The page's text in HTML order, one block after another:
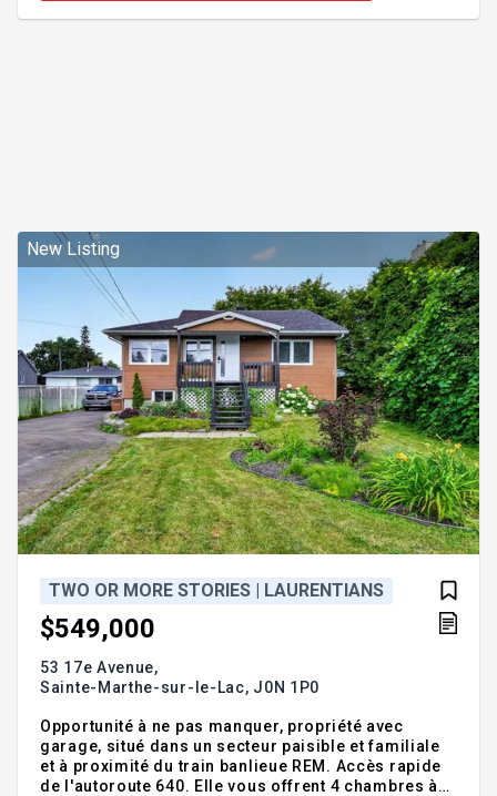
New Listing
TWO OR MORE STORIES | LAURENTIANS
$549,000
53 17e Avenue,
Sainte-Marthe-sur-le-Lac, J0N 1P0
Opportunité à ne pas manquer, propriété avec
garage, situé dans un secteur paisible et familiale
et à proximité du train banlieue REM. Accès rapide
de l'autoroute 640. Elle vous offrent 4 chambres à